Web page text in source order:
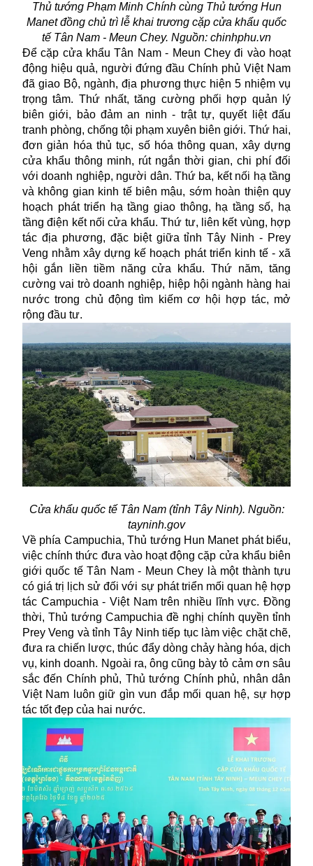
Thủ tướng Phạm Minh Chính cùng Thủ tướng Hun
Manet đồng chủ trì lễ khai trương cặp cửa khẩu quốc
tế Tân Nam - Meun Chey. Nguồn: chinhphu.vn
Để cặp cửa khẩu Tân Nam - Meun Chey đi vào hoạt
động hiệu quả, người đứng đầu Chính phủ Việt Nam
đã giao Bộ, ngành, địa phương thực hiện 5 nhiệm vụ
trọng tâm. Thứ nhất, tăng cường phối hợp quản lý
biên giới, bảo đảm an ninh - trật tự, quyết liệt đấu
tranh phòng, chống tội phạm xuyên biên giới. Thứ hai,
đơn giản hóa thủ tục, số hóa thông quan, xây dựng
cửa khẩu thông minh, rút ngắn thời gian, chi phí đối
với doanh nghiệp, người dân. Thứ ba, kết nối hạ tầng
và không gian kinh tế biên mậu, sớm hoàn thiện quy
hoạch phát triển hạ tầng giao thông, hạ tầng số, hạ
tầng điện kết nối cửa khẩu. Thứ tư, liên kết vùng, hợp
tác địa phương, đặc biệt giữa tỉnh Tây Ninh - Prey
Veng nhằm xây dựng kế hoạch phát triển kinh tế - xã
hội gắn liền tiềm năng cửa khẩu. Thứ năm, tăng
cường vai trò doanh nghiệp, hiệp hội ngành hàng hai
nước trong chủ động tìm kiếm cơ hội hợp tác, mở
rộng đầu tư.
Cửa khẩu quốc tế Tân Nam (tỉnh Tây Ninh). Nguồn:
tayninh.gov
Về phía Campuchia, Thủ tướng Hun Manet phát biểu,
việc chính thức đưa vào hoạt động cặp cửa khẩu biên
giới quốc tế Tân Nam - Meun Chey là một thành tựu
có giá trị lịch sử đối với sự phát triển mối quan hệ hợp
tác Campuchia - Việt Nam trên nhiều lĩnh vực. Đồng
thời, Thủ tướng Campuchia đề nghị chính quyền tỉnh
Prey Veng và tỉnh Tây Ninh tiếp tục làm việc chặt chẽ,
đưa ra chiến lược, thúc đẩy dòng chảy hàng hóa, dịch
vụ, kinh doanh. Ngoài ra, ông cũng bày tỏ cảm ơn sâu
sắc đến Chính phủ, Thủ tướng Chính phủ, nhân dân
Việt Nam luôn giữ gìn vun đắp mối quan hệ, sự hợp
tác tốt đẹp của hai nước.